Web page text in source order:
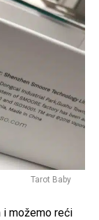
Tarot Baby
i možemo reći